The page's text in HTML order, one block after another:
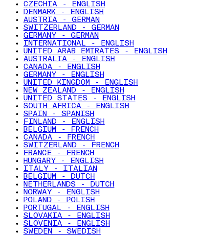
CZECHIA - ENGLISH
DENMARK - ENGLISH
AUSTRIA - GERMAN
SWITZERLAND - GERMAN
GERMANY - GERMAN
INTERNATIONAL - ENGLISH
UNITED ARAB EMIRATES - ENGLISH
AUSTRALIA - ENGLISH
CANADA - ENGLISH
GERMANY - ENGLISH
UNITED KINGDOM - ENGLISH
NEW ZEALAND - ENGLISH
UNITED STATES - ENGLISH
SOUTH AFRICA - ENGLISH
SPAIN - SPANISH
FINLAND - ENGLISH
BELGIUM - FRENCH
CANADA - FRENCH
SWITZERLAND - FRENCH
FRANCE - FRENCH
HUNGARY - ENGLISH
ITALY - ITALIAN
BELGIUM - DUTCH
NETHERLANDS - DUTCH
NORWAY - ENGLISH
POLAND - POLISH
PORTUGAL - ENGLISH
SLOVAKIA - ENGLISH
SLOVENIA - ENGLISH
SWEDEN - SWEDISH